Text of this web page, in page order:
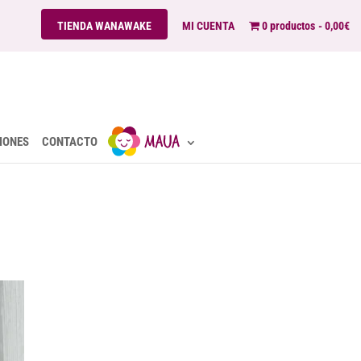
TIENDA WANAWAKE MI CUENTA 0 productos 0,00€
CONTACTO